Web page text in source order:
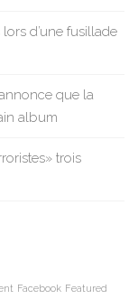
d’une fusillade
que la
album
trois
Facebook Featured